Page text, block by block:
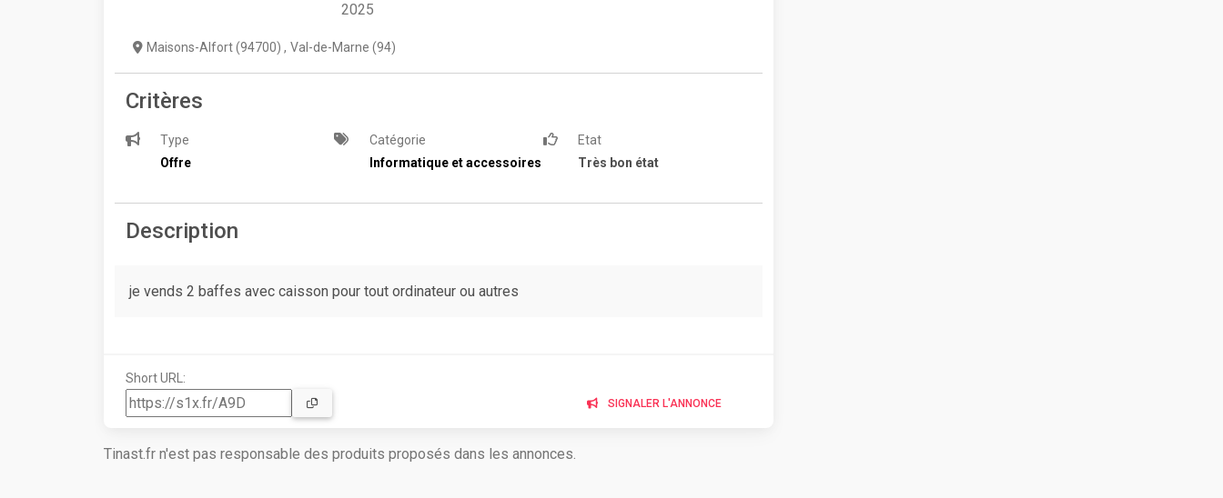
2025
Maisons-Alfort (94700) , Val-de-Marne (94)
Critères
Type
Offre
Catégorie
Informatique et accessoires
Etat
Très bon état
Description
je vends 2 baffes avec caisson pour tout ordinateur ou autres
Short URL:
SIGNALER L'ANNONCE
Tinast.fr n'est pas responsable des produits proposés dans les annonces.